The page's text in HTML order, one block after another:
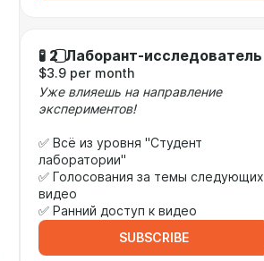
🧪 2️⃣ Лаборант-исследователь
$3.9 per month
Уже влияешь на направление
экспериментов!
✅ Всё из уровня "Студент
лаборатории"
✅ Голосования за темы следующих
видео
✅ Ранний доступ к видео
SUBSCRIBE